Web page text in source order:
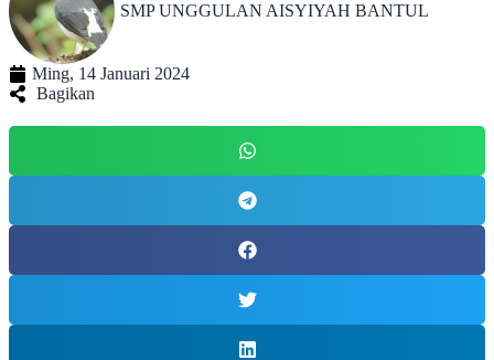
SMP UNGGULAN AISYIYAH BANTUL
Ming, 14 Januari 2024
Bagikan